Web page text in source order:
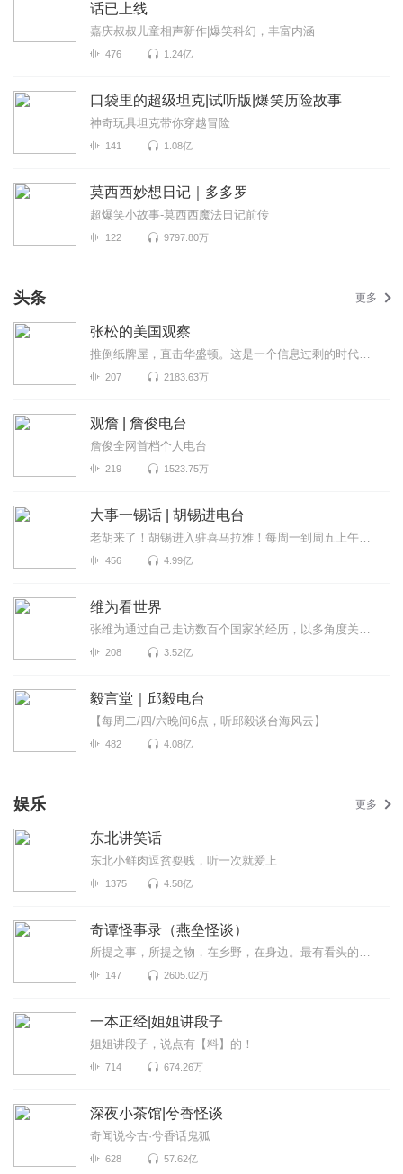
话已上线
嘉庆叔叔儿童相声新作|爆笑科幻，丰富内涵
476 1.24亿
口袋里的超级坦克|试听版|爆笑历险故事
神奇玩具坦克带你穿越冒险
141 1.08亿
莫西西妙想日记｜多多罗
超爆笑小故事-莫西西魔法日记前传
122 9797.80万
头条 更多
张松的美国观察
推倒纸牌屋，直击华盛顿。这是一个信息过剩的时代，也是一个真相迷离的时代。美国既是中国发展最重要的...
207 2183.63万
观詹 | 詹俊电台
詹俊全网首档个人电台
219 1523.75万
大事一锡话 | 胡锡进电台
老胡来了！胡锡进入驻喜马拉雅！每周一到周五上午喜马拉雅独家呈现，胡锡进为全网听众拨开重重迷雾，听...
456 4.99亿
维为看世界
张维为通过自己走访数百个国家的经历，以多角度关注世界政局变化，跟进社会热门话题，见微知著的分析国...
208 3.52亿
毅言堂｜邱毅电台
【每周二/四/六晚间6点，听邱毅谈台海风云】
482 4.08亿
娱乐 更多
东北讲笑话
东北小鲜肉逗贫耍贱，听一次就爱上
1375 4.58亿
奇谭怪事录（燕垒怪谈）
所提之事，所提之物，在乡野，在身边。最有看头的志怪小说，你没听过的奇谭怪事。原著：燕垒生
147 2605.02万
一本正经|姐姐讲段子
姐姐讲段子，说点有【料】的！
714 674.26万
深夜小茶馆|兮香怪谈
奇闻说今古·兮香话鬼狐
628 57.62亿